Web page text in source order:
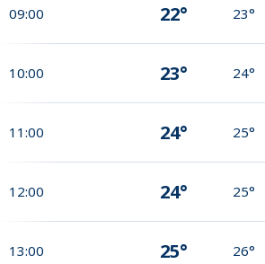
09:00 22° 23°
10:00 23° 24°
11:00 24° 25°
12:00 24° 25°
13:00 25° 26°